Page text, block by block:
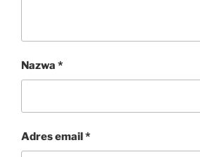
Nazwa *
Adres email *